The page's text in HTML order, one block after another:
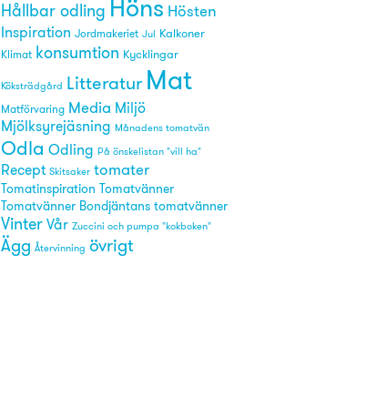
Hållbar odling Höns Hösten
Inspiration Jordmakeriet Jul Kalkoner
Klimat konsumtion Kycklingar
Köksträdgård Litteratur Mat
Matförvaring Media Miljö
Mjölksyrejäsning Månadens tomatvän
Odla Odling På önskelistan "vill ha"
Recept Skitsaker tomater
Tomatinspiration Tomatvänner
Tomatvänner Bondjäntans tomatvänner
Vinter Vår Zuccini och pumpa "kokboken"
Ägg Återvinning övrigt